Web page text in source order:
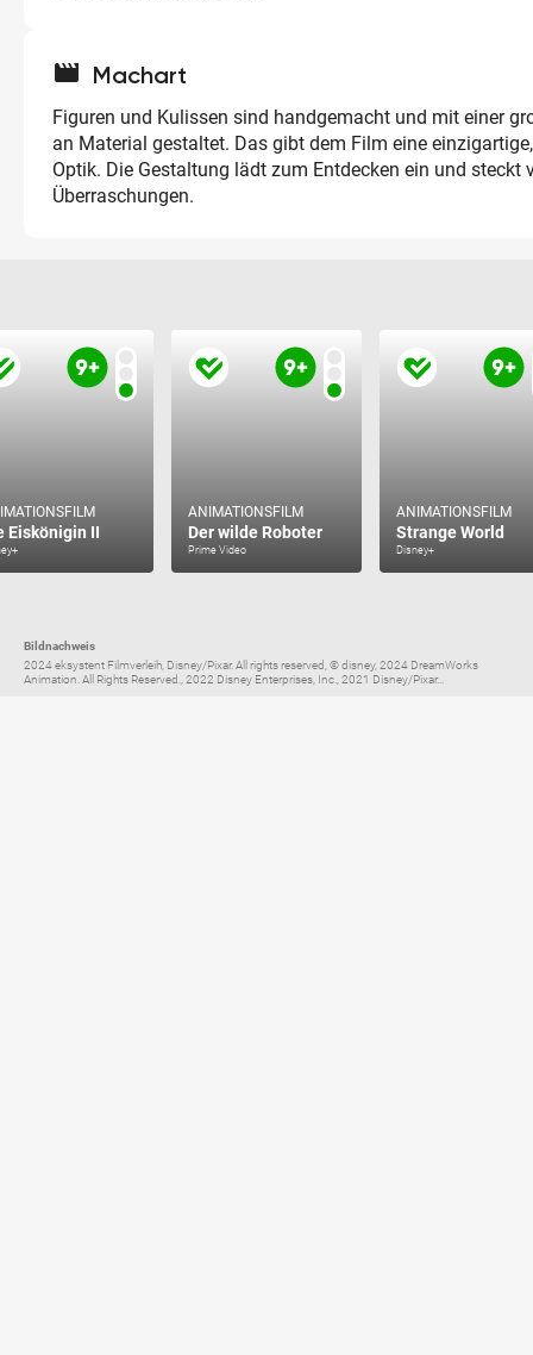
movie Machart
Figuren und Kulissen sind handgemacht und mit einer
an Material gestaltet. Das gibt dem Film eine
Optik. Die Gestaltung lädt zum Entdecken ein und steckt
Überraschungen.
Eiskönigin II
ANIMATIONSFILM
Der wilde Roboter
Prime Video
ANIMATIONSFILM
Strange World
Disney+
Bildnachweis
2024 eksystent Filmverleih, Disney/Pixar. All rights reserved, © disney, 2024 DreamWorks
Animation. All Rights Reserved., 2022 Disney Enterprises, Inc., 2021 Disney/Pixar...